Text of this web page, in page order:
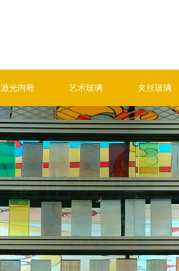
激光内雕 艺术玻璃 夹丝玻璃